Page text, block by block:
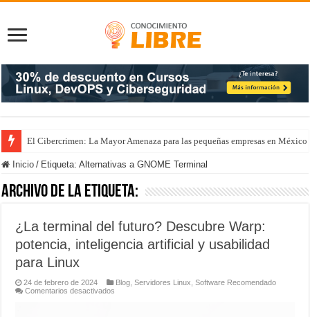
El Cibercrimen: La Mayor Amenaza para las pequeñas empresas en México
Inicio / Etiqueta:Alternativas a GNOME Terminal
Archivo de la etiqueta:
¿La terminal del futuro? Descubre Warp:
potencia, inteligencia artificial y usabilidad
para Linux
24 de febrero de 2024 Blog ,Servidores Linux ,Software Recomendado
Comentarios desactivados